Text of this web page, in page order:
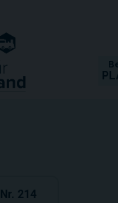
Nr. 214